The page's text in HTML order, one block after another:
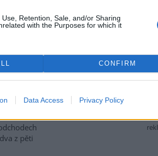
Retention, Sale, and/or Sharing
with the Purposes for which it
CONFIRM
Data Access Privacy Policy
vůle,
na
z pěti